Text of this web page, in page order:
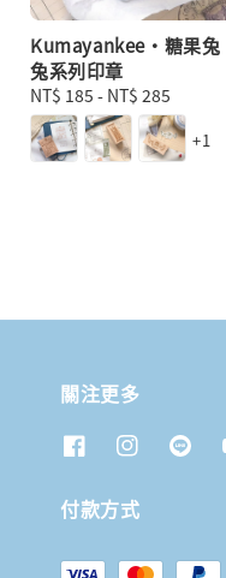
Kumayankee・糖果兔
兔系列印章
Regular
price
NT$ 185 - NT$ 285
+1
關注更多
付款方式